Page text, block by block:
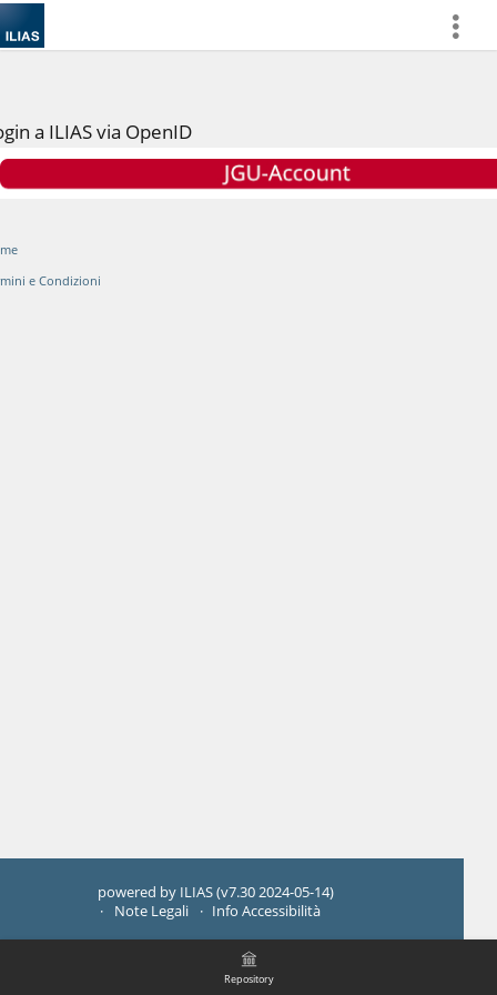
more
Repository
a ILIAS via OpenID
e Condizioni
powered by ILIAS (v7.30 2024-05-14)
Note Legali
Info Accessibilità